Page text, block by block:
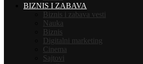
BIZNIS I ZABAVA
Biznis i zabava vesti
Nauka
Biznis
Digitalni marketing
Cinema
Sajtovi